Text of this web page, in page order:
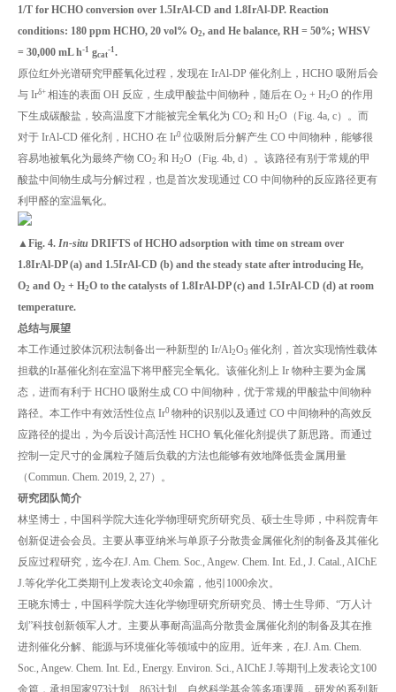
1/T for HCHO conversion over 1.5IrAl-CD and 1.8IrAl-DP. Reaction
conditions: 180 ppm HCHO, 20 vol% O2, and He balance, RH = 50%; WHSV
= 30,000 mL h-1 gcat
-1 .
原位红外光谱研究甲醛氧化过程，发现在 IrAl-DP 催化剂上，HCHO 吸附后会
与 Irδ+ 相连的表面 OH 反应，生成甲酸盐中间物种，随后在 O2 + H2O 的作用
下生成碳酸盐，较高温度下才能被完全氧化为 CO2 和 H2O（Fig. 4a, c）。而
对于 IrAl-CD 催化剂，HCHO 在 Ir0 位吸附后分解产生 CO 中间物种，能够很
容易地被氧化为最终产物 CO2 和 H2O（Fig. 4b, d）。该路径有别于常规的甲
酸盐中间物生成与分解过程，也是首次发现通过 CO 中间物种的反应路径更有
利甲醛的室温氧化。
▲Fig. 4. In-situ DRIFTS of HCHO adsorption with time on stream over
1.8IrAl-DP (a) and 1.5IrAl-CD (b) and the steady state after introducing He,
O2 and O2 + H2O to the catalysts of 1.8IrAl-DP (c) and 1.5IrAl-CD (d) at room
temperature.
总结与展望
本工作通过胶体沉积法制备出一种新型的 Ir/Al2O3 催化剂，首次实现惰性载体
担载的Ir基催化剂在室温下将甲醛完全氧化。该催化剂上 Ir 物种主要为金属
态，进而有利于 HCHO 吸附生成 CO 中间物种，优于常规的甲酸盐中间物种
路径。本工作中有效活性位点 Ir0 物种的识别以及通过 CO 中间物种的高效反
应路径的提出，为今后设计高活性 HCHO 氧化催化剂提供了新思路。而通过
控制一定尺寸的金属粒子随后负载的方法也能够有效地降低贵金属用量
（Commun. Chem. 2019, 2, 27）。
研究团队简介
林坚博士，中国科学院大连化学物理研究所研究员、硕士生导师，中科院青年
创新促进会会员。主要从事亚纳米与单原子分散贵金属催化剂的制备及其催化
反应过程研究，迄今在J. Am. Chem. Soc., Angew. Chem. Int. Ed., J. Catal., AIChE
J.等化学化工类期刊上发表论文40余篇，他引1000余次。
王晓东博士，中国科学院大连化学物理研究所研究员、博士生导师、“万人计
划”科技创新领军人才。主要从事耐高温高分散贵金属催化剂的制备及其在推
进剂催化分解、能源与环境催化等领域中的应用。近年来，在J. Am. Chem.
Soc., Angew. Chem. Int. Ed., Energy. Environ. Sci., AIChE J.等期刊上发表论文100
余篇，承担国家973计划、863计划、自然科学基金等多项课题，研发的系列新